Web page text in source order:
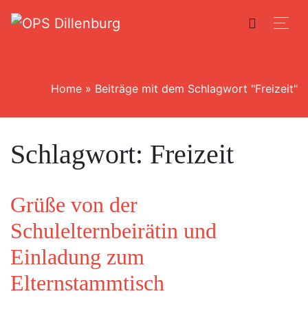
Home » Beiträge mit dem Schlagwort "Freizeit"
Schlagwort: Freizeit
Grüße von der
Schulelternbeirätin und
Einladung zum
Elternstammtisch